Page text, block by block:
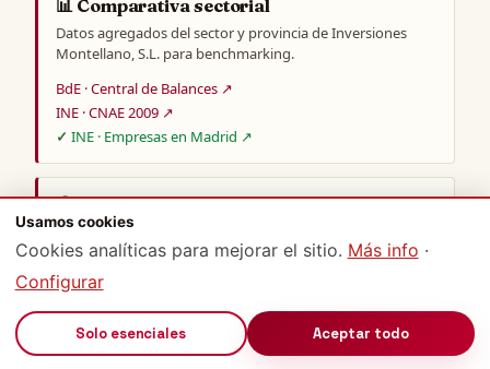
📊 Comparativa sectorial
Datos agregados del sector y provincia de Inversiones
Montellano, S.L. para benchmarking.
BdE · Central de Balances ↗
INE · CNAE 2009 ↗
INE · Empresas en Madrid ↗
🌍 Wikipedia / Wikidata
Información enciclopédica complementaria sobre
Inversiones Montellano, S.L..
Buscar Inversiones Montellano, S.L. en Wikipedia ↗
Buscar en Wikidata ↗
Google · prensa y noticias ↗
Usamos cookies
Cookies analíticas para mejorar el sitio. Más info ·
Configurar
Solo esenciales Aceptar todo